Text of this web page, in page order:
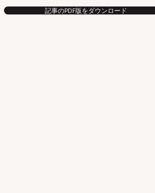
記事のPDF版をダウンロード